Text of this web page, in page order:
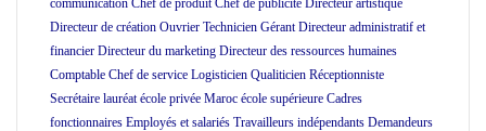
communication Chef de produit Chef de publicité Directeur artistique
Directeur de création Ouvrier Technicien Gérant Directeur administratif et
financier Directeur du marketing Directeur des ressources humaines
Comptable Chef de service Logisticien Qualiticien Réceptionniste
Secrétaire lauréat école privée Maroc école supérieure Cadres
fonctionnaires Employés et salariés Travailleurs indépendants Demandeurs